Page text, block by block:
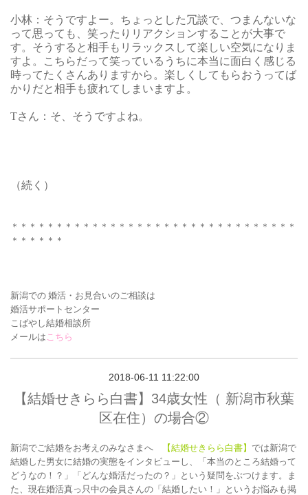
小林：そうですよー。ちょっとした冗談で、つまんないな
って思っても、笑ったりリアクションすることが大事で
す。そうすると相手もリラックスして楽しい空気になりま
すよ。こちらだって笑っているうちに本当に面白く感じる
時ってたくさんありますから。楽しくしてもらおうってば
かりだと相手も疲れてしまいますよ。
Tさん：そ、そうですよね。
（続く）
＊＊＊＊＊＊＊＊＊＊＊＊＊＊＊＊＊＊＊＊＊＊＊＊＊＊＊＊＊＊＊＊
＊＊＊＊＊＊
新潟での 婚活・お見合いの ご相談は
婚活サポートセンター
こばやし結婚相談所
メールは こちら
2018-06-11 11:22:00
【結婚せきらら白書】34歳女性（ 新潟市秋葉
区在住）の場合②
新潟でご結婚をお考えのみなさまへ 【結婚せきらら白書】 では新潟で
結婚した男女に結婚の実態をインタビューし、「本当のところ結婚って
どうなの！？」「どんな婚活だったの？」という疑問をぶつけます。ま
た、現在婚活真っ只中の会員さんの「結婚したい！」というお悩みも掲